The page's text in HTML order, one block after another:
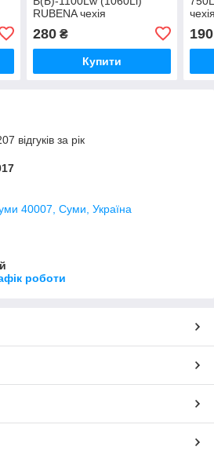
RUBENA чехія
280₴
Купити
190
відгуків за рік
40007, Суми, Україна
роботи